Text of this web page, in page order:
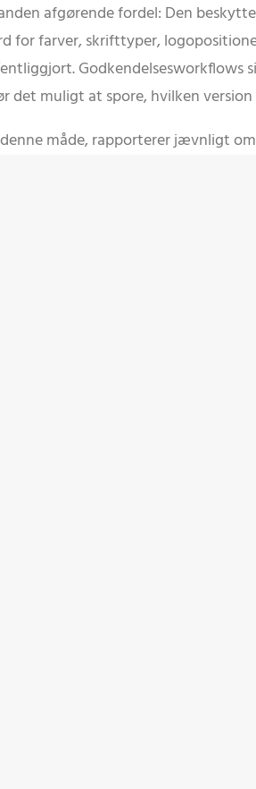
afgørende fordel: Den
for farver, skrifttyper,
Godkendelsesworkflows
det muligt at spore, hvilken
måde, rapporterer jævnligt